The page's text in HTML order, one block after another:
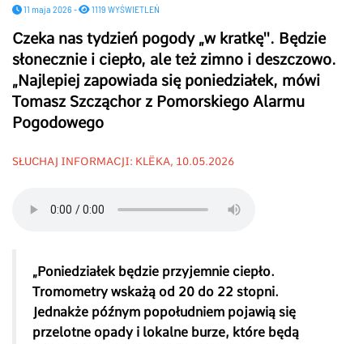
11 maja 2026 - 1119 WYŚWIETLEŃ
Czeka nas tydzień pogody „w kratkę''. Będzie
słonecznie i ciepło, ale też zimno i deszczowo.
„Najlepiej zapowiada się poniedziałek, mówi
Tomasz Szcząchor z Pomorskiego Alarmu
Pogodowego
SŁUCHAJ INFORMACJI: KLËKA, 10.05.2026
„Poniedziałek będzie przyjemnie ciepło.
Tromometry wskażą od 20 do 22 stopni.
Jednakże późnym popołudniem pojawią się
przelotne opady i lokalne burze, które będą